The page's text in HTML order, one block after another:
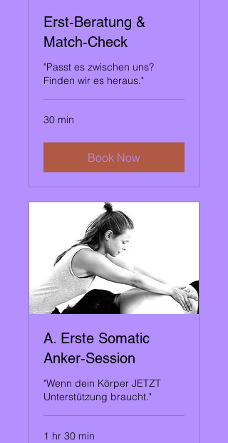
Erst-Beratung &
Match-Check
"Passt es zwischen uns?
Finden wir es heraus."
30 min
Book Now
A. Erste Somatic
Anker-Session
"Wenn dein Körper JETZT
Unterstützung braucht."
1 hr 30 min